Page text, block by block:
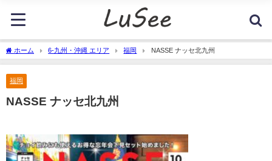
ホーム 6-九州・沖縄 エリア 福岡 NASSE ナッセ北九州
福岡
NASSE ナッセ北九州